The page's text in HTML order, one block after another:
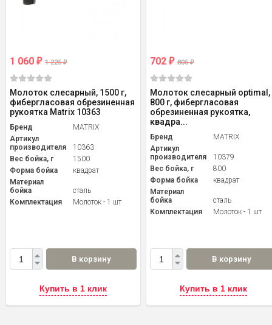
1 060 ₽ 1 225₽
Молоток слесарный, 1500 г,
фибергласовая обрезиненная
рукоятка Matrix 10363
Бренд
MATRIX
Артикул
производителя
10363
Вес бойка, г
1500
Форма бойка
квадрат
Материал
бойка
сталь
Комплектация
Молоток - 1 шт
В корзину
Купить в 1 клик
702 ₽ 805₽
Молоток слесарный optimal,
800 г, фибергласовая
обрезиненная рукоятка,
квадра...
Бренд
MATRIX
Артикул
производителя
10379
Вес бойка, г
800
Форма бойка
квадрат
Материал
бойка
сталь
Комплектация
Молоток - 1 шт
В корзину
Купить в 1 клик